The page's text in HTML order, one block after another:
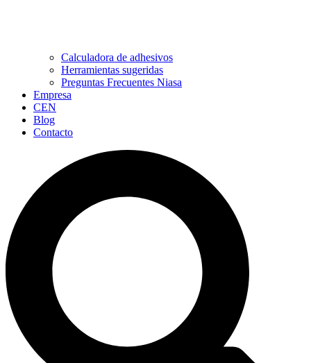
Calculadora de adhesivos
Herramientas sugeridas
Preguntas Frecuentes Niasa
Empresa
CEN
Blog
Contacto